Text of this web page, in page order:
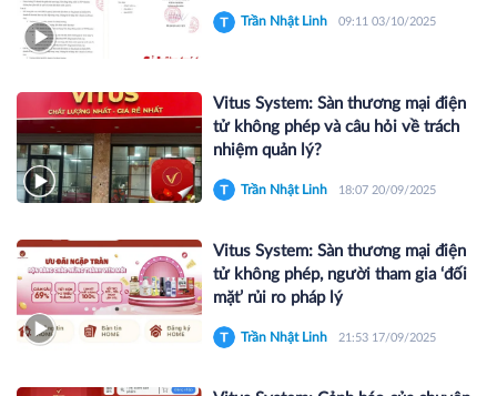
Trần Nhật Linh 09:11 03/10/2025
Vitus System: Sàn thương mại điện
tử không phép và câu hỏi về trách
nhiệm quản lý?
Trần Nhật Linh 18:07 20/09/2025
Vitus System: Sàn thương mại điện
tử không phép, người tham gia ‘đối
mặt’ rủi ro pháp lý
Trần Nhật Linh 21:53 17/09/2025